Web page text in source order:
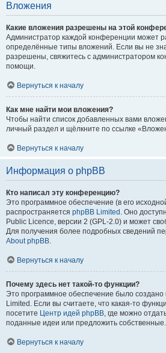
Вложения
Какие вложения разрешены на этой
Администратор каждой конференции может
определённые типы вложений. Если вы не
разрешены, свяжитесь с администратором
помощи.
Вернуться к началу
Как мне найти мои вложения?
Чтобы найти список добавленных вами
личный раздел и щёлкните по ссылке
Вернуться к началу
Информация о phpBB
Кто написал эту конференцию?
Это программное обеспечение (в его
распространяется phpBB Limited . Оно
Public Licence, версии 2 (GPL-2.0) и может
Для получения более подробных сведений
About phpBB.
Вернуться к началу
Почему здесь нет такой-то функции?
Это программное обеспечение было
Limited. Если вы считаете, что какая-то
посетите Центр идей phpBB, где можно
поданные идеи или предложить собственные.
Вернуться к началу